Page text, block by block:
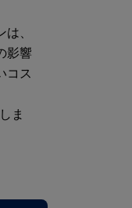
、
影響
コス
ま